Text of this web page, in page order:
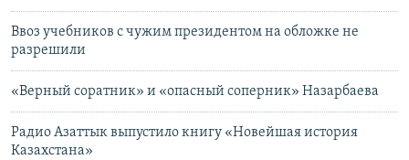
Ввоз учебников с чужим президентом на обложке не
разрешили
«Верный соратник» и «опасный соперник» Назарбаева
Радио Азаттык выпустило книгу «Новейшая история
Казахстана»